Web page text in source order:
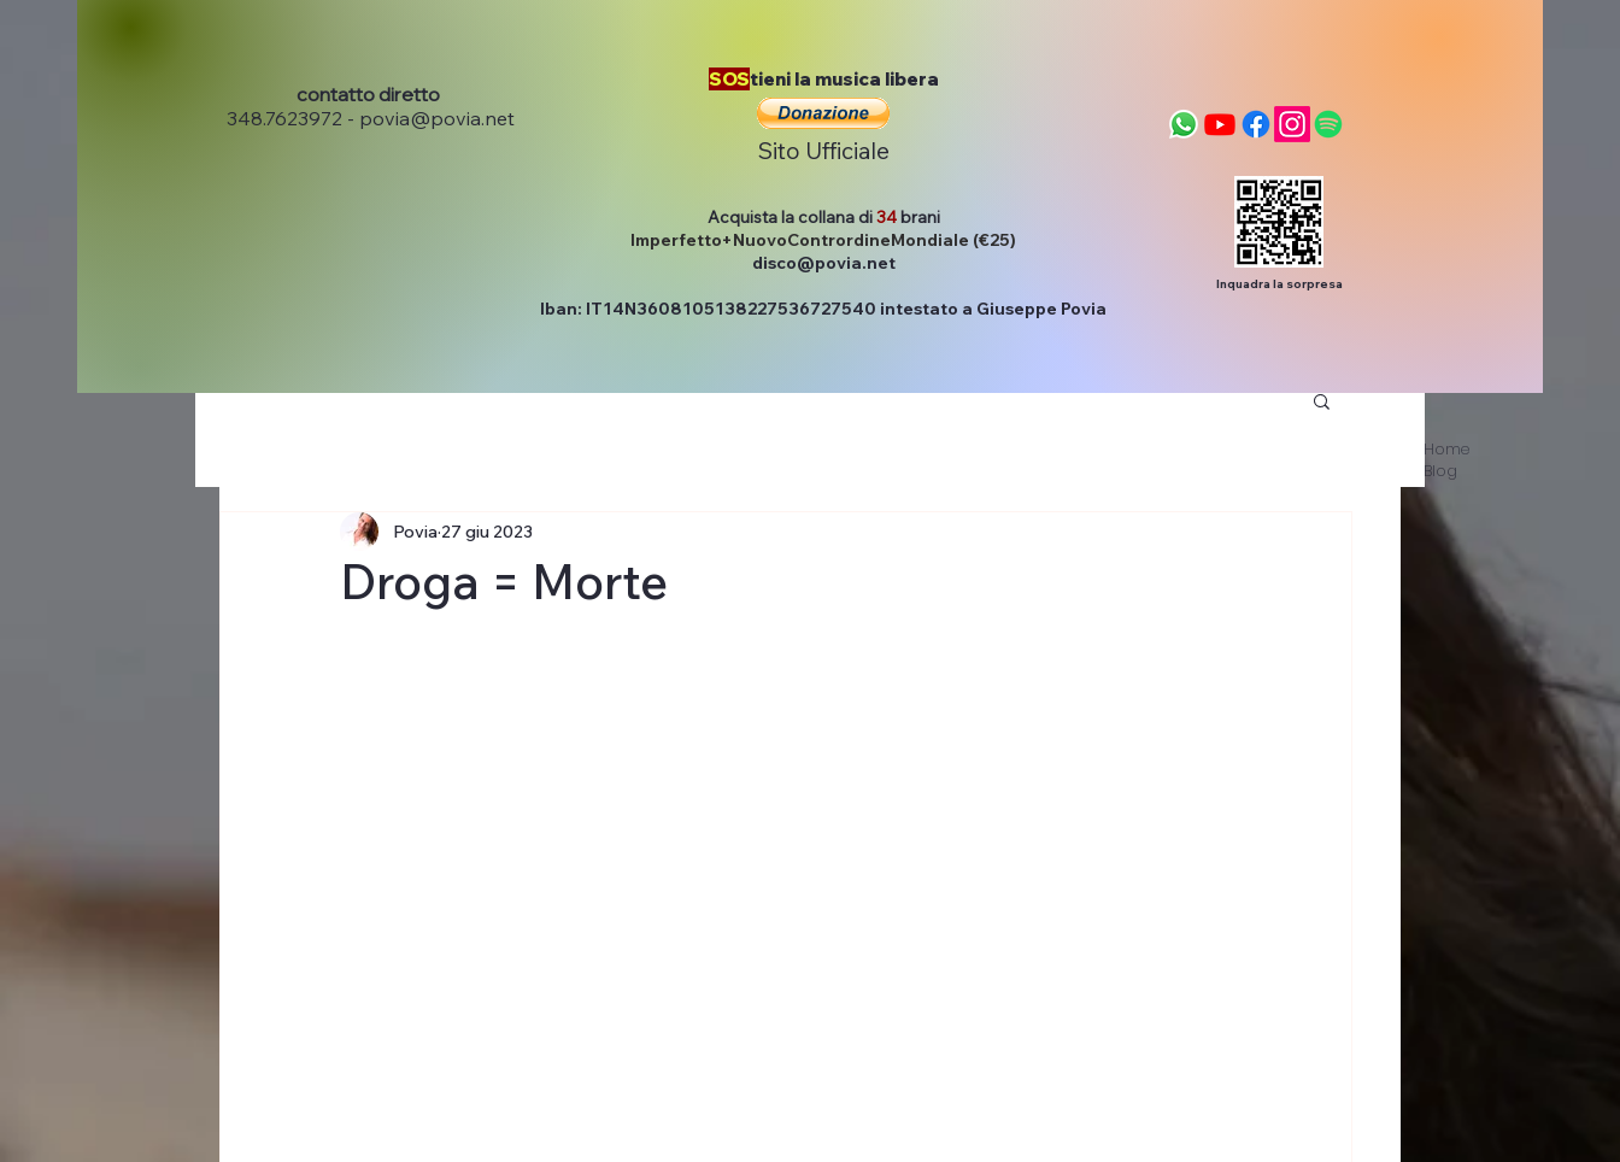
contatto diretto
348.7623972 - povia@povia.net
Inquadra la sorpresa
SOStieni la musica libera
Sito Ufficiale
Acquista la collana di34brani
Imperfetto+NuovoContrordineMondiale (€25)
disco@povia.net
Iban: IT14N3608105138227536727540 intestato a Giuseppe Povia
Droga = Morte
Povia 27 giu 2023
Home
Blog